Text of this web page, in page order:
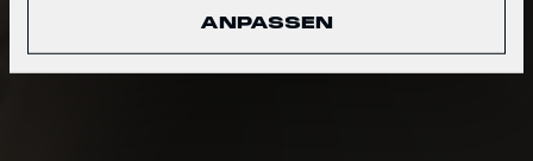
ANPASSEN